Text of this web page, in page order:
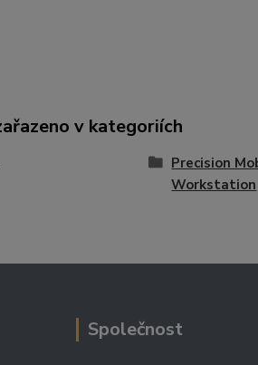
v kategoriích
Precision
Workstation
Společnost